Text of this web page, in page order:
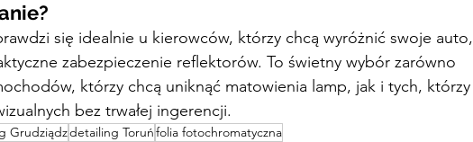
się idealnie u kierowców, którzy chcą wyróżnić swoje auto,
zabezpieczenie reflektorów. To świetny wybór zarówno
którzy chcą uniknąć matowienia lamp, jak i tych, którzy
bez trwałej ingerencji.
Grudziądzdetailing Toruńfolia fotochromatyczna